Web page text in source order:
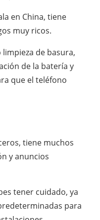
en China, tiene
muy ricos.
de basura,
de la batería y
que el teléfono
tiene muchos
y anuncios
tener cuidado, ya
para